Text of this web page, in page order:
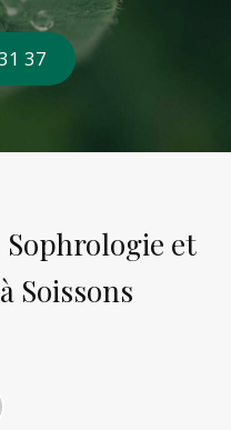
37
et
Soissons